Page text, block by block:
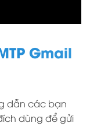
Gmail
dẫn các bạn
dùng để gửi